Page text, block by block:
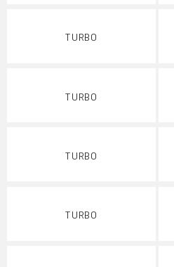
TURBO
TURBO
TURBO
TURBO